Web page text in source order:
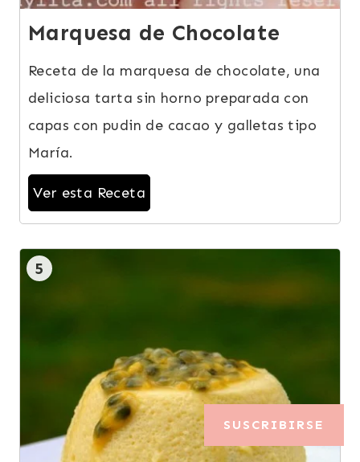
Marquesa de Chocolate
Receta de la marquesa de chocolate, una
deliciosa tarta sin horno preparada con
capas con pudin de cacao y galletas tipo
María.
Ver esta Receta
5
SUSCRIBIRSE